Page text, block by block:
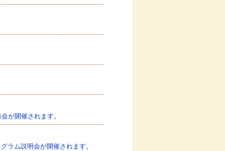
が開催されます。
ラム説明会が開催されます。